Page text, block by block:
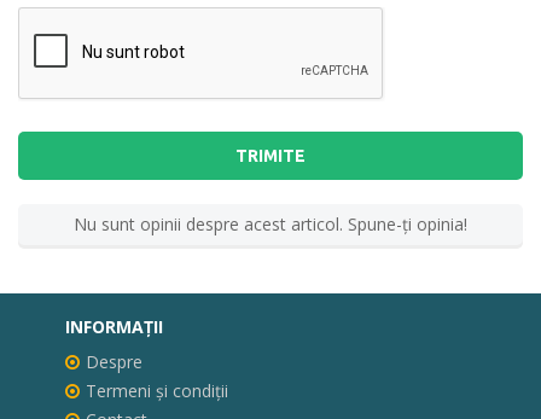
TRIMITE
Nu sunt opinii despre acest articol. Spune-ţi opinia!
INFORMAŢII
Despre
Termeni și condiții